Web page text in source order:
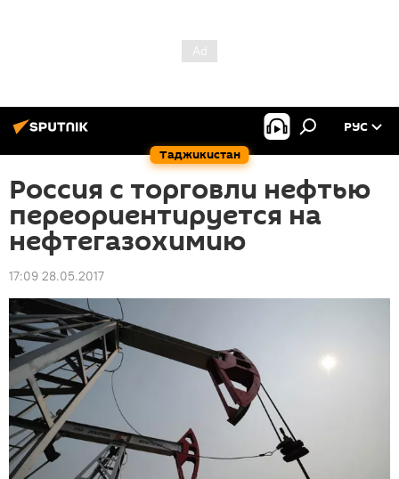
Таджикистан
РУС
Россия с торговли нефтью
переориентируется на
нефтегазохимию
17:09 28.05.2017